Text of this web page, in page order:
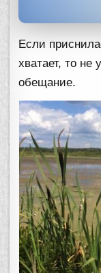
Если
хватает, то не
обещание.